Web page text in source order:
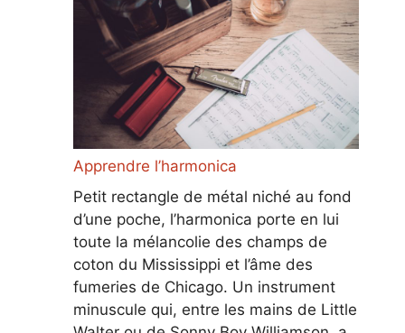
Apprendre l’harmonica
Petit rectangle de métal niché au fond
d’une poche, l’harmonica porte en lui
toute la mélancolie des champs de
coton du Mississippi et l’âme des
fumeries de Chicago. Un instrument
minuscule qui, entre les mains de Little